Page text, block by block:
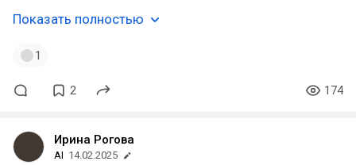
Показать полностью
1
2 174
Ирина Рогова
AI 14.02.2025